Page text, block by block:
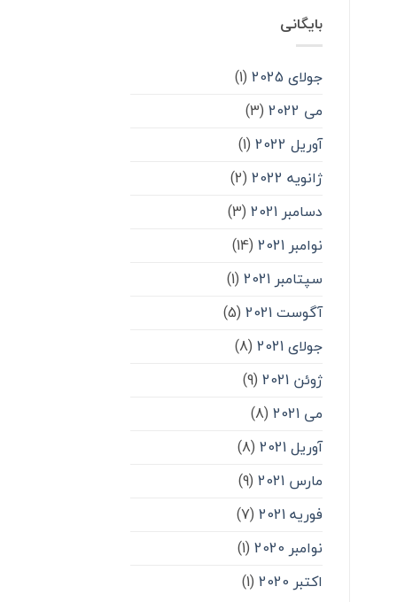
بایگانی
جولای 2025
(1)
می 2022
(3)
آوریل 2022
(1)
ژانویه 2022
(2)
دسامبر 2021
(3)
نوامبر 2021
(14)
سپتامبر 2021
(1)
آگوست 2021
(5)
جولای 2021
(8)
ژوئن 2021
(9)
می 2021
(8)
آوریل 2021
(8)
مارس 2021
(9)
فوریه 2021
(7)
نوامبر 2020
(1)
اکتبر 2020
(1)